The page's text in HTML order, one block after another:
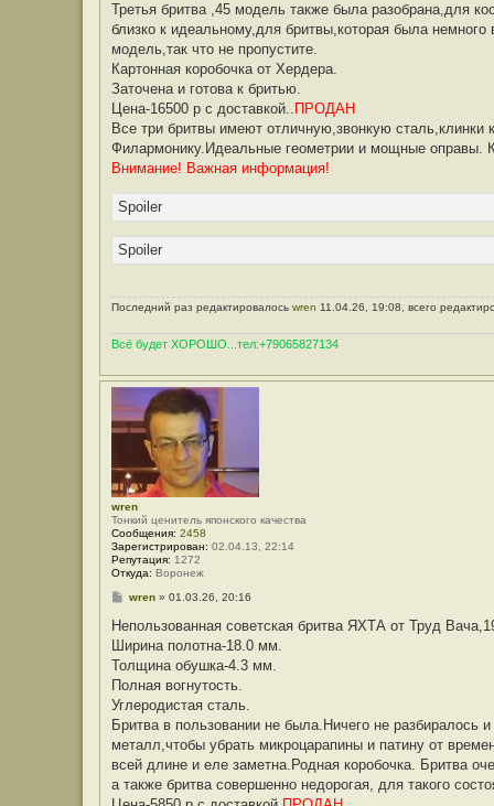
Третья бритва ,45 модель также была разобрана,для
близко к идеальному,для бритвы,которая была немного
модель,так что не пропустите.
Картонная коробочка от Хердера.
Заточена и готова к бритью.
Цена-16500 р с доставкой.. ПРОДАН
Все три бритвы имеют отличную,звонкую
Филармонику.Идеальные геометрии и мощные оправы.
Внимание! Важная информация!
Spoiler
Spoiler
Последний раз редактировалось wren 11.04.26, 19:08, всего
Всё будет ХОРОШО...тел:+79065827134
wren
Тонкий ценитель японского качества
Сообщения: 2458
Зарегистрирован: 02.04.13, 22:14
Репутация: 1272
Откуда: Воронеж
С
о
щ
е
и
е
wren» 01.03.26, 20:16
Непользованная советская бритва ЯХТА от Труд
Ширина полотна-18.0 мм.
Толщина обушка-4.3 мм.
Полная вогнутость.
Углеродистая сталь.
Бритва в пользовании не была.Ничего не разбиралось
металл,чтобы убрать микроцарапины и патину от
всей длине и еле заметна.Родная коробочка. Бритва
а также бритва совершенно недорогая, для такого